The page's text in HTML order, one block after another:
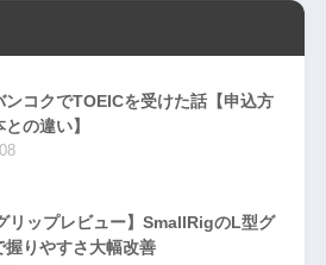
ンコクでTOEICを受けた話【申込方
の違い】
リップレビュー】SmallRigのL型グ
握りやすさ大幅改善